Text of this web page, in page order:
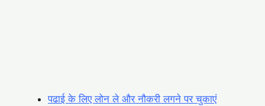
पढाई के लिए लोन ले और नौकरी लगने पर चुकाएं